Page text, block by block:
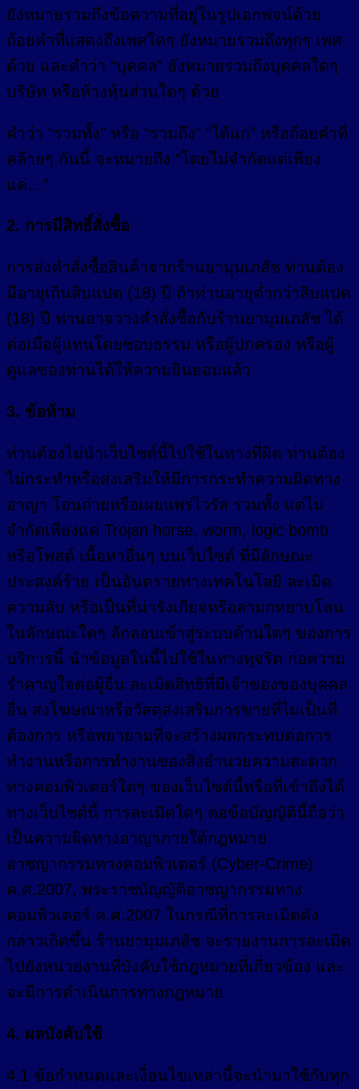
ยังหมายรวมถึงข้อความที่อยู่ในรูปเอกพจน์ด้วย
ถ้อยคำที่แสดงถึงเพศใดๆ ยังหมายรวมถึงทุกๆ เพศ
ด้วย และคำว่า “บุคคล” ยังหมายรวมถึงบุคคลใดๆ
บริษัท หรือห้างหุ้นส่วนใดๆ ด้วย
คำว่า “รวมทั้ง” หรือ “รวมถึง” “ได้แก่” หรือถ้อยคำที่
คล้ายๆ กันนี้ จะหมายถึง “โดยไม่จำกัดแต่เพียง
แค่…”
2. การมีสิทธิ์สั่งซื้อ
การส่งคำสั่งซื้อสินค้าจากร้านยามุมเภสัช ท่านต้อง
มีอายุเกินสิบแปด (18) ปี ถ้าท่านอายุต่ำกว่าสิบแปด
(18) ปี ท่านอาจวางคำสั่งซื้อกับร้านยามุมเภสัช ได้
ต่อเมื่อผู้แทนโดยชอบธรรม หรือผู้ปกครอง หรือผู้
ดูแลของท่านได้ให้ความยินยอมแล้ว
3. ข้อห้าม
ท่านต้องไม่นำเว็บไซต์นี้ไปใช้ในทางที่ผิด ท่านต้อง
ไม่กระทำหรือส่งเสริมให้มีการกระทำความผิดทาง
อาญา โอนถ่ายหรือเผยแพร่ไวรัส รวมทั้ง แต่ไม่
จำกัดเพียงแค่ Trojan horse, worm, logic bomb
หรือโพสต์ เนื้อหาอื่นๆ บนเว็บไซต์ ที่มีลักษณะ
ประสงค์ร้าย เป็นอันตรายทางเทคโนโลยี ละเมิด
ความลับ หรือเป็นที่น่ารังเกียจหรือลามกหยาบโลน
ในลักษณะใดๆ ลักลอบเข้าสู่ระบบด้านใดๆ ของการ
บริการนี้ นำข้อมูลในนี้ไปใช้ในทางทุจริต ก่อความ
รำคาญใจต่อผู้อื่น ละเมิดสิทธิที่มีเจ้าของของบุคคล
อื่น ส่งโฆษณาหรือวัสดุส่งเสริมการขายที่ไม่เป็นที่
ต้องการ หรือพยายามที่จะสร้างผลกระทบต่อการ
ทำงานหรือการทำงานของสิ่งอำนวยความสะดวก
ทางคอมพิวเตอร์ใดๆ ของเว็บไซต์นี้หรือที่เข้าถึงได้
ทางเว็บไซต์นี้ การละเมิดใดๆ ต่อข้อบัญญัตินี้ถือว่า
เป็นความผิดทางอาญาภายใต้กฎหมาย
อาชญากรรมทางคอมพิวเตอร์ (Cyber-Crime)
ค.ศ.2007, พระราชบัญญัติอาชญากรรมทาง
คอมพิวเตอร์ ค.ศ.2007 ในกรณีที่การละเมิดดัง
กล่าวเกิดขึ้น ร้านยามุมเภสัช จะรายงานการละเมิด
ไปยังหน่วยงานที่บังคับใช้กฎหมายที่เกี่ยวข้อง และ
จะมีการดำเนินการทางกฎหมาย
4. ผลบังคับใช้
4.1 ข้อกำหนดและเงื่อนไขเหล่านี้จะนำมาใช้กับทุก